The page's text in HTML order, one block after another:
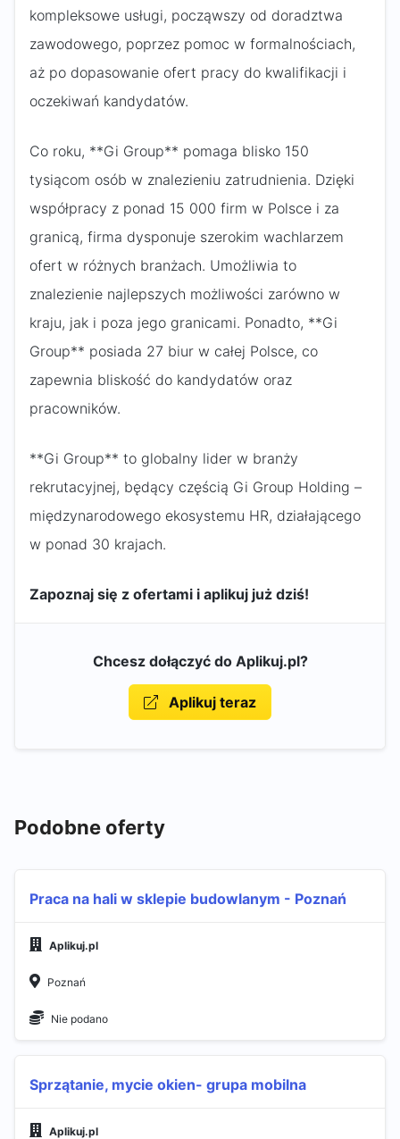
kompleksowe usługi, począwszy od doradztwa
zawodowego, poprzez pomoc w formalnościach,
aż po dopasowanie ofert pracy do kwalifikacji i
oczekiwań kandydatów.
Co roku, **Gi Group** pomaga blisko 150
tysiącom osób w znalezieniu zatrudnienia. Dzięki
współpracy z ponad 15 000 firm w Polsce i za
granicą, firma dysponuje szerokim wachlarzem
ofert w różnych branżach. Umożliwia to
znalezienie najlepszych możliwości zarówno w
kraju, jak i poza jego granicami. Ponadto, **Gi
Group** posiada 27 biur w całej Polsce, co
zapewnia bliskość do kandydatów oraz
pracowników.
**Gi Group** to globalny lider w branży
rekrutacyjnej, będący częścią Gi Group Holding –
międzynarodowego ekosystemu HR, działającego
w ponad 30 krajach.
Zapoznaj się z ofertami i aplikuj już dziś!
Chcesz dołączyć do Aplikuj.pl?
Aplikuj teraz
Podobne oferty
Praca na hali w sklepie budowlanym - Poznań
Aplikuj.pl
Poznań
Nie podano
Sprzątanie, mycie okien- grupa mobilna
Aplikuj.pl